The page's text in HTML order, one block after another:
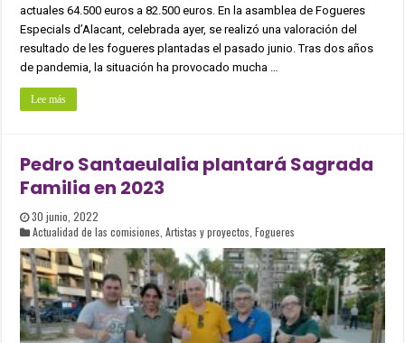
actuales 64.500 euros a 82.500 euros. En la asamblea de Fogueres
Especials d’Alacant, celebrada ayer, se realizó una valoración del
resultado de les fogueres plantadas el pasado junio. Tras dos años
de pandemia, la situación ha provocado mucha …
Lee más
Pedro Santaeulalia plantará Sagrada
Familia en 2023
30 junio, 2022
Actualidad de las comisiones ,Artistas y proyectos ,Fogueres